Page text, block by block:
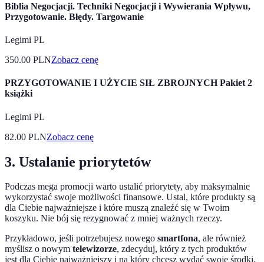
Biblia Negocjacji. Techniki Negocjacji i Wywierania Wpływu,
Przygotowanie. Błędy. Targowanie
Legimi PL
350.00 PLNZobacz cenę
PRZYGOTOWANIE I UŻYCIE SIŁ ZBROJNYCH Pakiet 2
książki
Legimi PL
82.00 PLNZobacz cenę
3. Ustalanie priorytetów
Podczas mega promocji warto ustalić priorytety, aby maksymalnie
wykorzystać swoje możliwości finansowe. Ustal, które produkty są
dla Ciebie najważniejsze i które muszą znaleźć się w Twoim
koszyku. Nie bój się rezygnować z mniej ważnych rzeczy.
Przykładowo, jeśli potrzebujesz nowego smartfona, ale również
myślisz o nowym telewizorze, zdecyduj, który z tych produktów
jest dla Ciebie najważniejszy i na który chcesz wydać swoje środki.